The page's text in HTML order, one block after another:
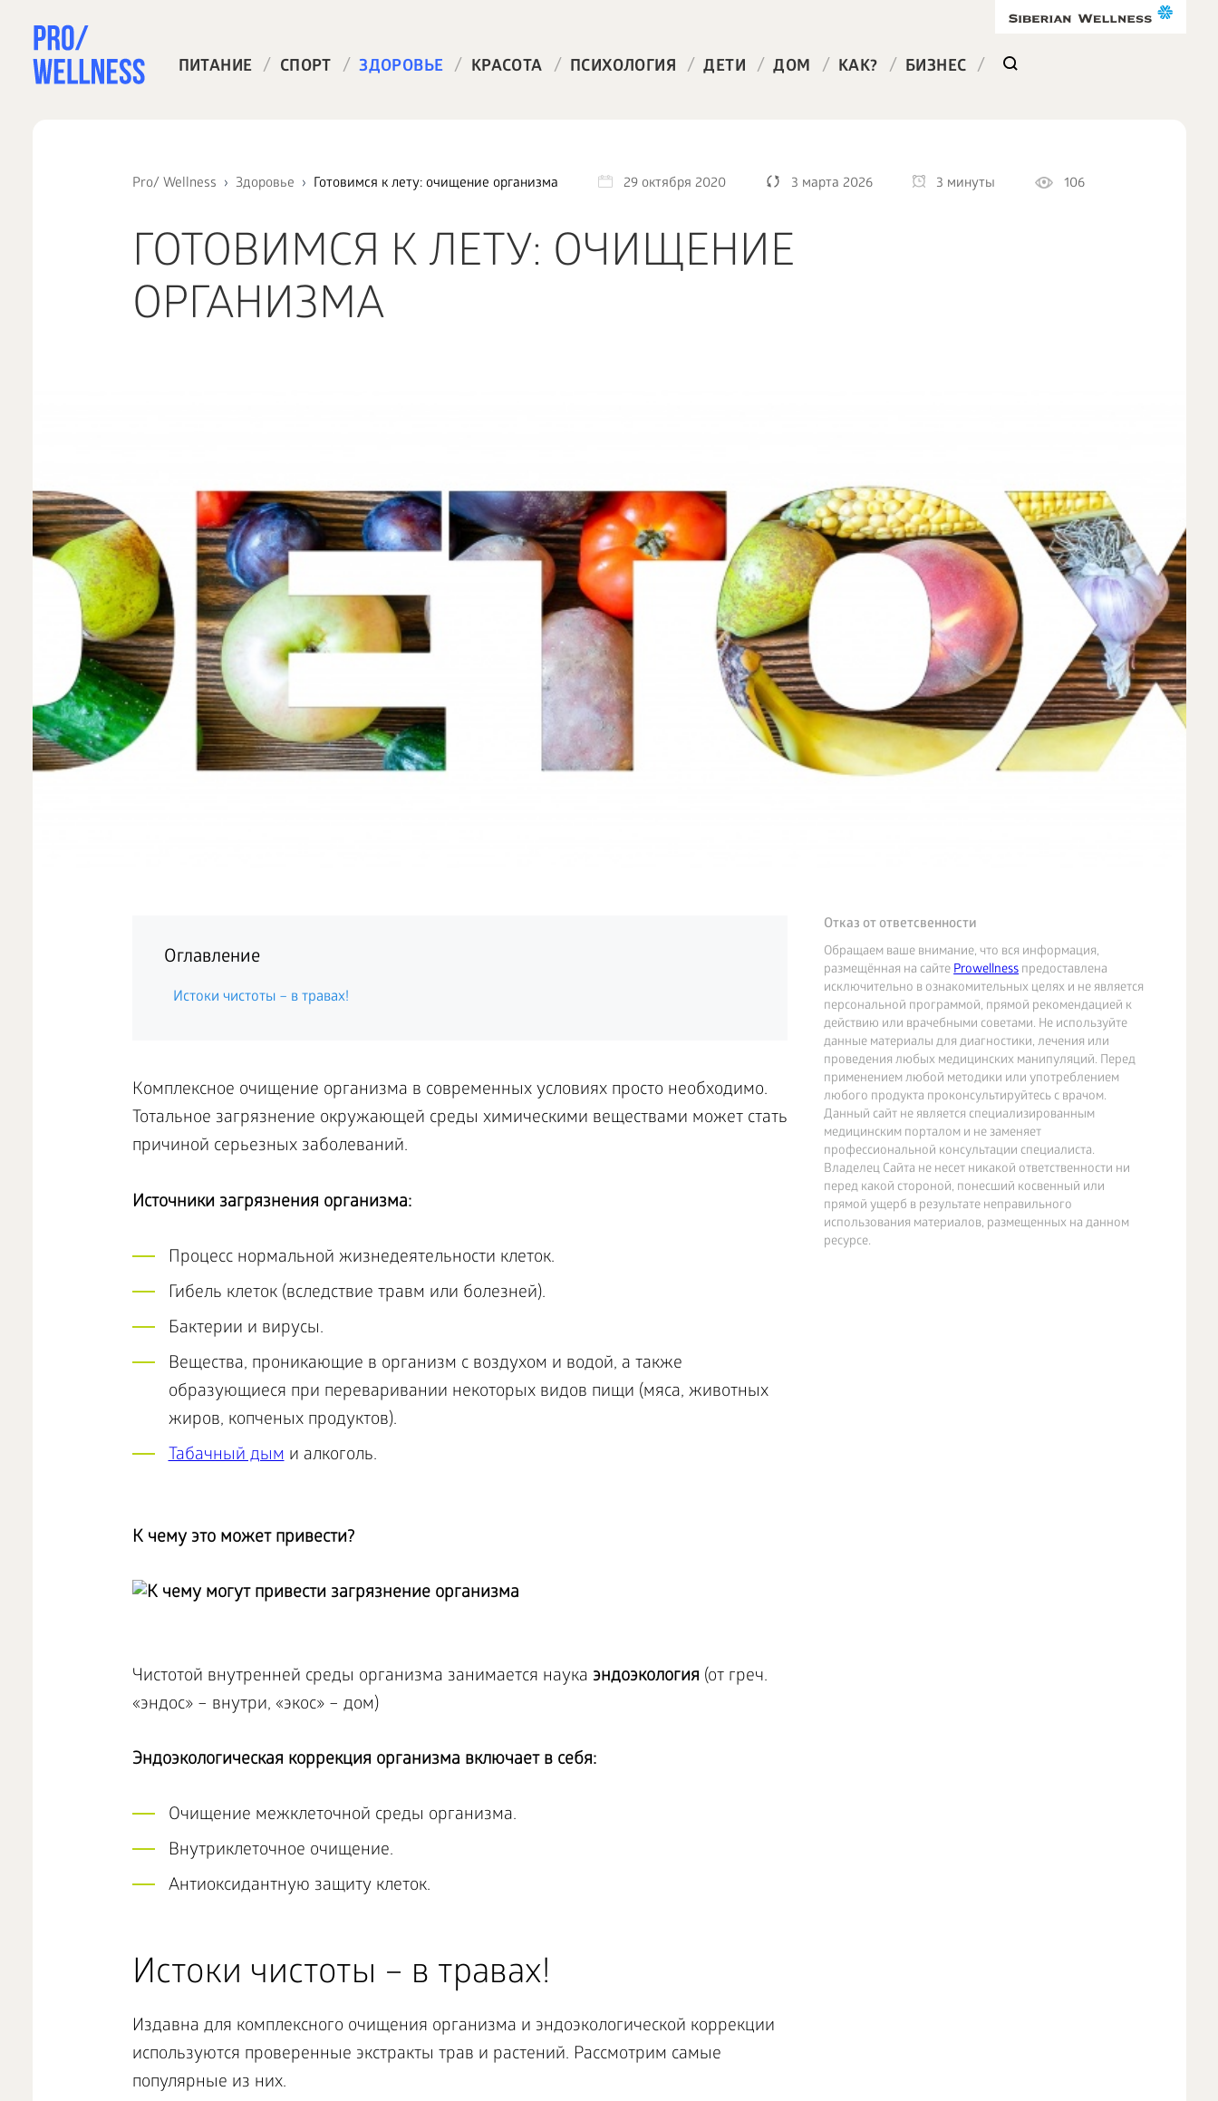
ПИТАНИЕ / СПОРТ / ЗДОРОВЬЕ / КРАСОТА / ПСИХОЛОГИЯ / ДЕТИ / ДОМ / КАК? / БИЗНЕС /
Pro/ Wellness Здоровье Готовимся к лету: очищение организма 29 октября 2020 3 марта 2026 3 минуты 106
ГОТОВИМСЯ К ЛЕТУ: ОЧИЩЕНИЕ
ОРГАНИЗМА
Отказ от ответсвенности
Обращаем ваше внимание, что вся информация,
размещённая на сайтеProwellnessпредоставлена
исключительно в ознакомительных целях и не является
персональной программой, прямой рекомендацией к
действию или врачебными советами. Не используйте
данные материалы для диагностики, лечения или
проведения любых медицинских манипуляций. Перед
применением любой методики или употреблением
любого продукта проконсультируйтесь с врачом.
Данный сайт не является специализированным
медицинским порталом и не заменяет
профессиональной консультации специалиста.
Владелец Сайта не несет никакой ответственности ни
перед какой стороной, понесший косвенный или
прямой ущерб в результате неправильного
использования материалов, размещенных на данном
ресурсе.
Оглавление
Истоки чистоты – в травах!
Комплексное очищение организма в современных условиях просто необходимо.
Тотальное загрязнение окружающей среды химическими веществами может стать
причиной серьезных заболеваний.
Источники загрязнения организма:
Процесс нормальной жизнедеятельности клеток.
Гибель клеток (вследствие травм или болезней).
Бактерии и вирусы.
Вещества, проникающие в организм с воздухом и водой, а также
образующиеся при переваривании некоторых видов пищи (мяса, животных
жиров, копченых продуктов).
Табачный дыми алкоголь.
К чему это может привести?
Чистотой внутренней среды организма занимается наука эндоэкология (от греч.
«эндос» – внутри, «экос» – дом)
Эндоэкологическая коррекция организма включает в себя:
Очищение межклеточной среды организма.
Внутриклеточное очищение.
Антиоксидантную защиту клеток.
Истоки чистоты – в травах!
Издавна для комплексного очищения организма и эндоэкологической коррекции
используются проверенные экстракты трав и растений. Рассмотрим самые
популярные из них.